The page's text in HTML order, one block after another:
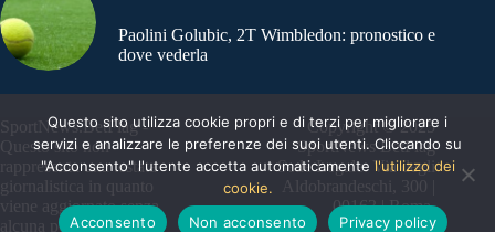
Paolini Golubic, 2T Wimbledon: pronostico e
dove vederla
SportNews.BetFlag -
Questo sito non
rappresenta una testata
giornalistica in quanto
viene aggiornato senza
alcuna periodicità
Copyright © 2025
SportNews BetFlag
Sede Legale: Via degli
Aldobrandeschi, 300 |
00163 | Roma
Questo sito utilizza cookie propri e di terzi per migliorare i
servizi e analizzare le preferenze dei suoi utenti. Cliccando su
"Acconsento" l'utente accetta automaticamente l'utilizzo dei
cookie.
Acconsento
Non acconsento Privacy policy